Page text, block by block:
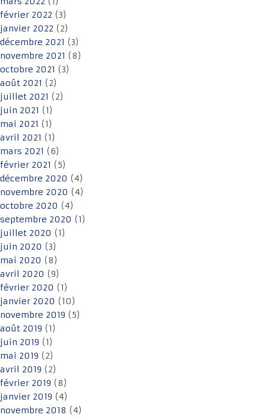
février 2022 (3)
janvier 2022 (2)
décembre 2021 (3)
novembre 2021 (8)
octobre 2021 (3)
août 2021 (2)
juillet 2021 (2)
juin 2021 (1)
mai 2021 (1)
avril 2021 (1)
mars 2021 (6)
février 2021 (5)
décembre 2020 (4)
novembre 2020 (4)
octobre 2020 (4)
septembre 2020 (1)
juillet 2020 (1)
juin 2020 (3)
mai 2020 (8)
avril 2020 (9)
février 2020 (1)
janvier 2020 (10)
novembre 2019 (5)
août 2019 (1)
juin 2019 (1)
mai 2019 (2)
avril 2019 (2)
février 2019 (8)
janvier 2019 (4)
novembre 2018 (4)